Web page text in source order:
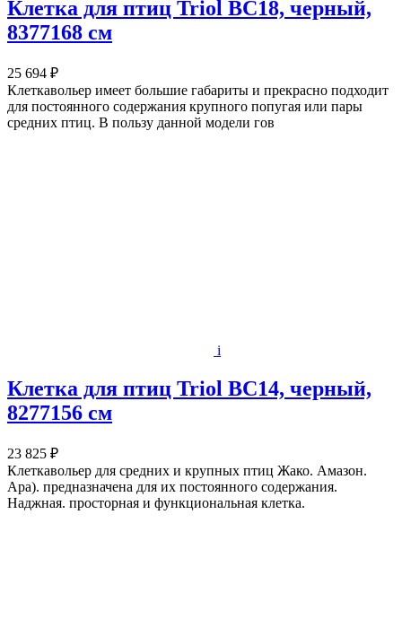
Клетка для птиц Triol BC18, черный,
8377168 см
25 694 ₽
Клеткавольер имеет большие габариты и прекрасно подходит
для постоянного содержания крупного попугая или пары
средних птиц. В пользу данной модели гов
i
Клетка для птиц Triol BC14, черный,
8277156 см
23 825 ₽
Клеткавольер для средних и крупных птиц Жако. Амазон.
Ара). предназначена для их постоянного содержания.
Наджная. просторная и функциональная клетка.